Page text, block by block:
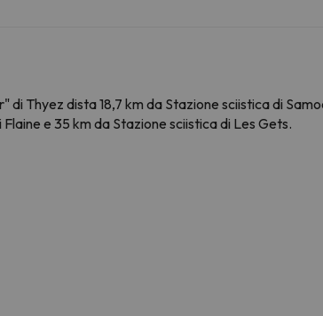
Thyez dista 18,7 km da Stazione sciistica di
e 35 km da Stazione sciistica di Les Gets.